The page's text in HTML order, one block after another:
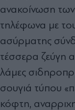
ανακοίνωση των
τηλέφωνα με
ασύρματης
τέσσερα ζεύγη
λάμες
σουγιά τύπου
κόφτη,